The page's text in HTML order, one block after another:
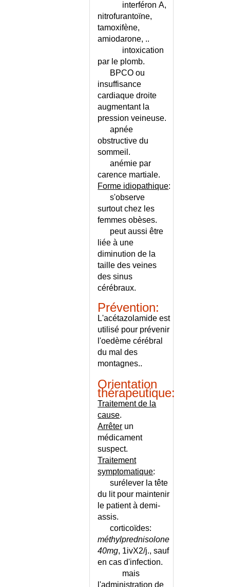
INSUFFISANCE CARDIAQUE -
INSUFFISANCE CARDIAQUE DU
INSUFFISANCE CARDIAQUE
SYSTO OU DIASTO ?
CORONARIENNE - ECHELLE
CORTICOSURRENALE AIGUE
CORTICOSURRENALE
INSUFFISANCE DE LA VALVULE
INSUFFISANCE MEDULLAIRE
INSUFFISANCE MITRALE
PANCREATIQUE EXOCRINE
INSUFFISANCE PERINEALE
INSUFFISANCE RENALE AIGUE
INSUFFISANCE RENALE AIGUE
INSUFFISANCE RENALE
INSUFFISANCE RENALE
CHRONIQUE - CONSEILS
INSUFFISANCE RENALE
CHRONIQUE - REGIME
INSUFFISANCE RESPIRATOIRE
INSUFFISANCE VEINEUSE
INSUFFISANCE VEINEUSE -
INSUFFISANCE VEINEUSE -
INSULINOME MALIN
MEDICAMENTEUSES
INTERROGATOIRE DE
interféron A,
nitrofurantoïne,
tamoxifène,
amiodarone, ..
intoxication
par le plomb.
BPCO ou
insuffisance
cardiaque droite
augmentant la
pression veineuse.
apnée
obstructive du
sommeil.
anémie par
carence martiale.
Forme idiopathique:
s'observe
surtout chez les
femmes obèses.
peut aussi être
liée à une
diminution de la
taille des veines
des sinus
cérébraux.
Prévention:
L'acétazolamide est
utilisé pour prévenir
l'oedème cérébral
du mal des
montagnes..
Orientation
thérapeutique:
Traitement de la
cause.
Arrêter un
médicament
suspect.
Traitement
symptomatique:
surélever la tête
du lit pour maintenir
le patient à demi-
assis.
corticoïdes:
méthylprednisolone
40mg, 1ivX2/j., sauf
en cas d'infection.
mais
l'administration de